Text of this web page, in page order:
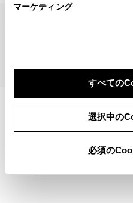
マーケティング
すべての
選択中の
必須の
TOYOTAアカウント利用規約反社
©1995-2026 TOYOTA MOTOR